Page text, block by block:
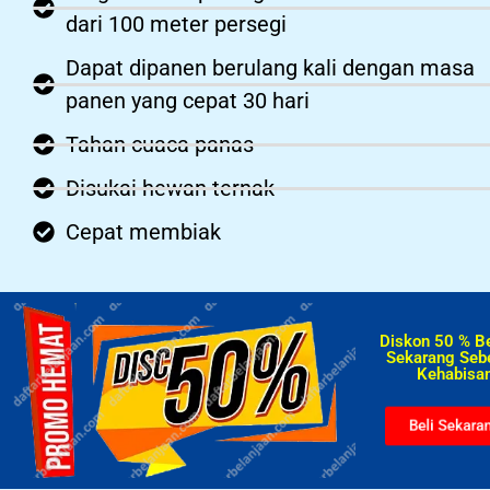
dari 100 meter persegi
Dapat dipanen berulang kali dengan masa
panen yang cepat 30 hari
Tahan cuaca panas
Disukai hewan ternak
Cepat membiak
Diskon 50 %
Sekarang
Beli